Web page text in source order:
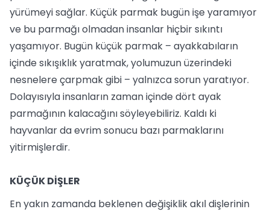
yürümeyi sağlar. Küçük parmak bugün işe yaramıyor
ve bu parmağı olmadan insanlar hiçbir sıkıntı
yaşamıyor. Bugün küçük parmak – ayakkabıların
içinde sıkışıklık yaratmak, yolumuzun üzerindeki
nesnelere çarpmak gibi – yalnızca sorun yaratıyor.
Dolayısıyla insanların zaman içinde dört ayak
parmağının kalacağını söyleyebiliriz. Kaldı ki
hayvanlar da evrim sonucu bazı parmaklarını
yitirmişlerdir.
KÜÇÜK DİŞLER
En yakın zamanda beklenen değişiklik akıl dişlerinin